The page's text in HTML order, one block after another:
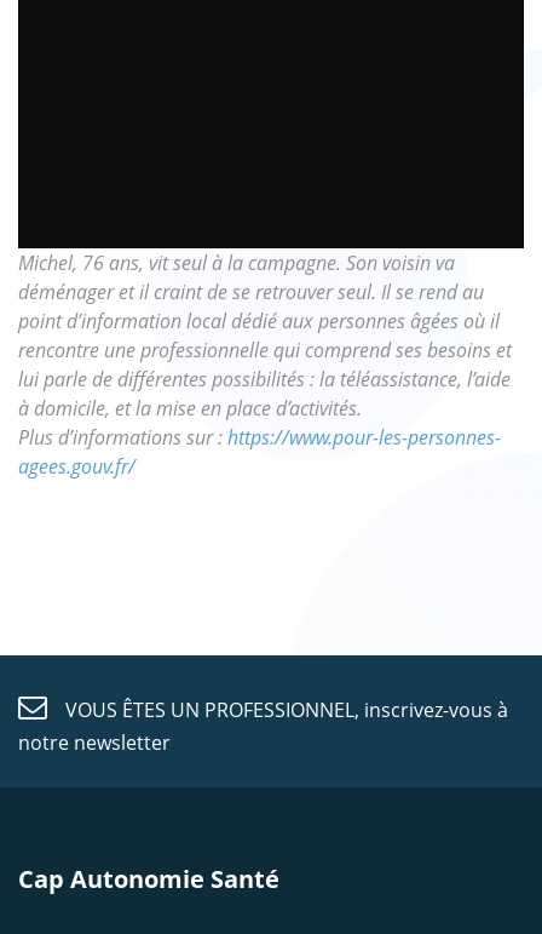
Michel, 76 ans, vit seul à la campagne. Son voisin va
déménager et il craint de se retrouver seul. Il se rend au
point d’information local dédié aux personnes âgées où il
rencontre une professionnelle qui comprend ses besoins et
lui parle de différentes possibilités : la téléassistance, l’aide
à domicile, et la mise en place d’activités.
Plus d’informations sur :https://www.pour-les-personnes-
agees.gouv.fr/
VOUS ÊTES UN PROFESSIONNEL, inscrivez-vous à
notre newsletter
Cap Autonomie Santé